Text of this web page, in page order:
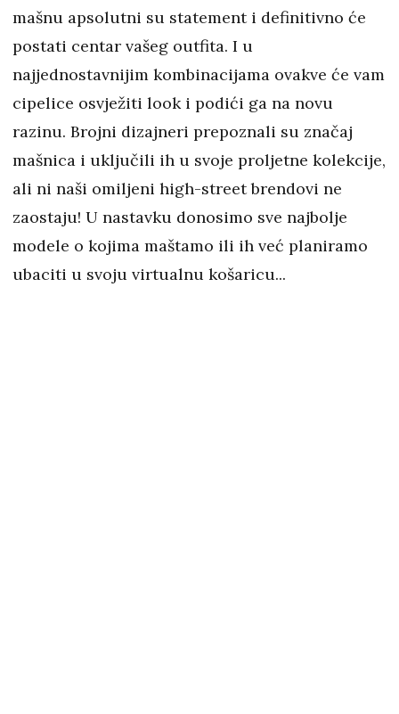
mašnu apsolutni su statement i definitivno će
postati centar vašeg outfita. I u
najjednostavnijim kombinacijama ovakve će vam
cipelice osvježiti look i podići ga na novu
razinu. Brojni dizajneri prepoznali su značaj
mašnica i uključili ih u svoje proljetne kolekcije,
ali ni naši omiljeni high-street brendovi ne
zaostaju! U nastavku donosimo sve najbolje
modele o kojima maštamo ili ih već planiramo
ubaciti u svoju virtualnu košaricu...